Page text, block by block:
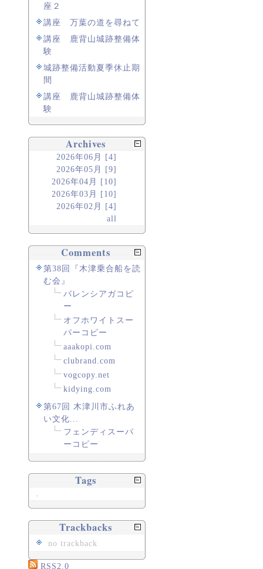
座２
講座 万葉の道を尋ねて
講座 鹿背山城跡整備体
験
城跡整備活動夏季休止期
間
講座 鹿背山城跡整備体
験
Archives
2026年06月 [4]
2026年05月 [9]
2026年04月 [10]
2026年03月 [10]
2026年02月 [4]
all
Comments
第38回『木津乗合船を読
む会』
バレンシアガコピ
ー
オフホワイトスー
パーコピー
aaakopi.com
clubrand.com
vogcopy.net
kidying.com
第67回 木津川市ふれあ
い文化...
フェンディスーパ
ーコピー
Tags
Trackbacks
no trackback
RSS2.0